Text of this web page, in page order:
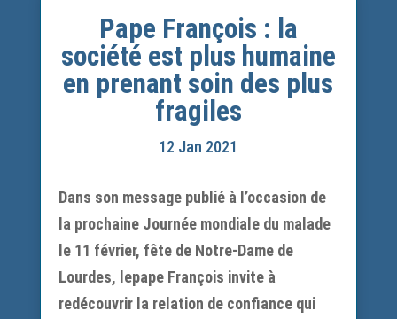
Pape François : la
société est plus humaine
en prenant soin des plus
fragiles
12 Jan 2021
Dans son message publié à l’occasion de
la prochaine Journée mondiale du malade
le 11 février, fête de Notre-Dame de
Lourdes, lepape François invite à
redécouvrir la relation de confiance qui